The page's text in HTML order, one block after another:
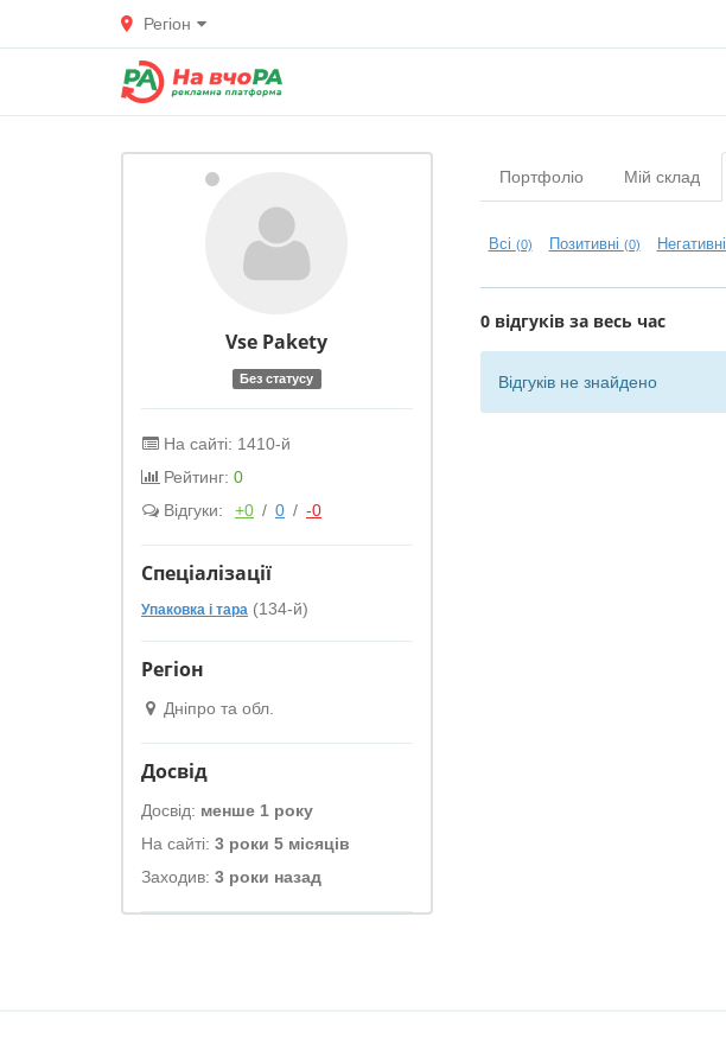
Регіон
Vse Pakety
Без статусу
На сайті: 1410-й
Рейтинг: 0
Відгуки:
+0 / 0 / -0
Спеціалізації
Упаковка і тара (134-й)
Регіон
Дніпро та обл.
Досвід
Досвід: менше 1 року
На сайті: 3 роки 5 місяців
Заходив: 3 роки назад
Портфоліо Мій склад
Всі (0) Позитивні (0) Негативні
0 відгуків за весь час
Відгуків не знайдено